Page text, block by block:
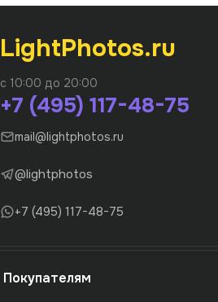
LightPhotos.ru
с 10:00 до 20:00
+7 (495) 117-48-75
mail@lightphotos.ru
@lightphotos
+7 (495) 117-48-75
Покупателям